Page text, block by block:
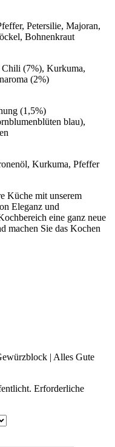
Petersilie, Majoran,
Bohnenkraut
Chili (7%), Kurkuma,
(2%)
(1,5%)
blau),
Kurkuma, Pfeffer
Küche mit unserem
Eleganz und
eine ganz neue
machen Sie das Kochen
| Alles Gute
Erforderliche